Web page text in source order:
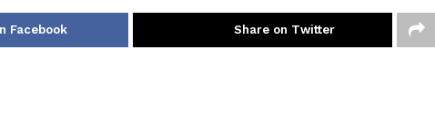
Facebook Share on Twitter